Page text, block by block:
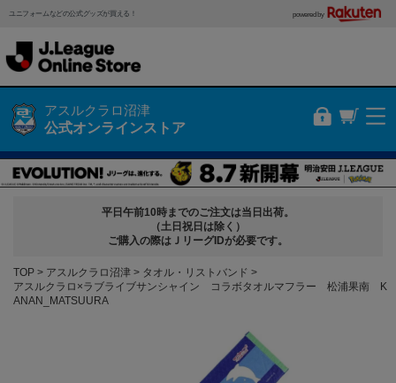
ユニフォームなどの公式グッズが買える！ powered by
アスルクラロ沼津
公式オンラインストア
平日午前10時までのご注文は当日出荷。
（土日祝日は除く）
ご購入の際はＪリーグIDが必要です。
TOP アスルクラロ沼津
タオル・リストバンド
アスルクラロ×ラブライブサンシャイン コラボタオルマフラー 松浦果南 K
ANAN_MATSUURA